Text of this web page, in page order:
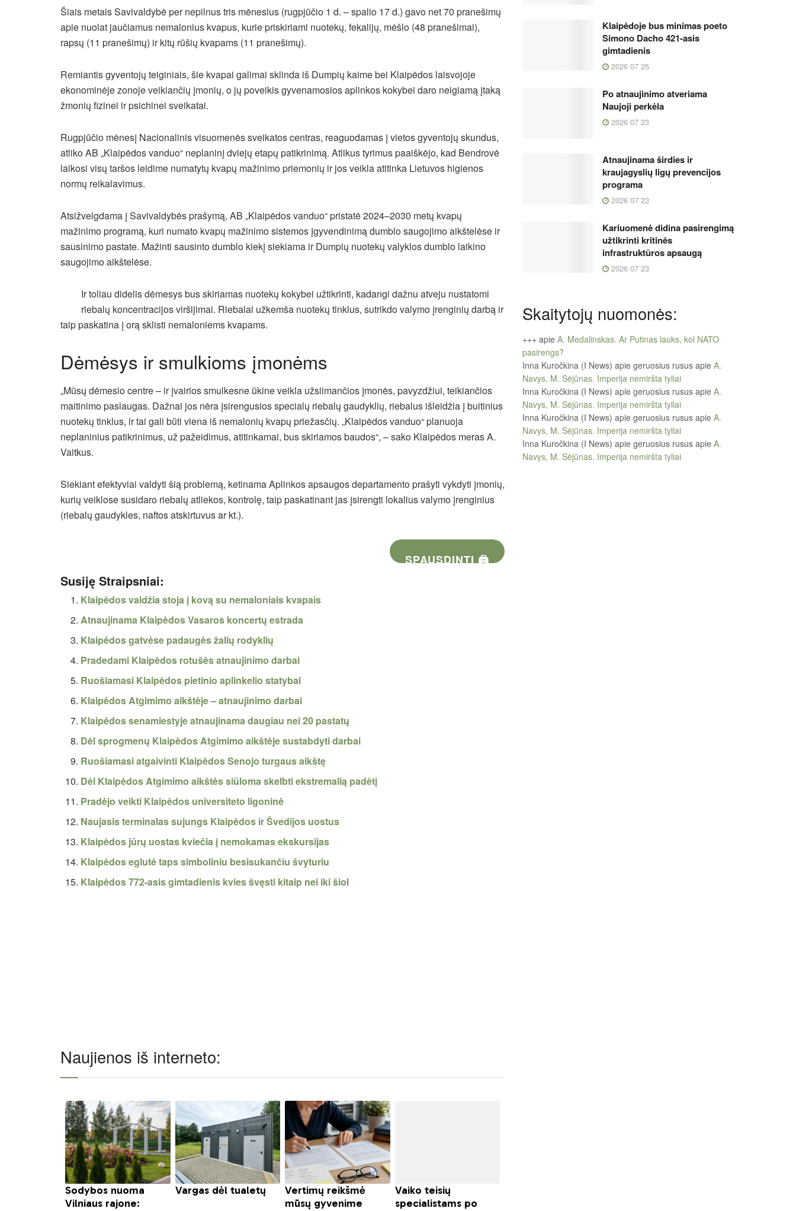
Šiais metais Savivaldybė per nepilnus tris mėnesius (rugpjūčio 1 d. – spalio 17 d.) gavo net 70 pranešimų
apie nuolat jaučiamus nemalonius kvapus, kurie priskiriami nuotekų, fekalijų, mėšlo (48 pranešimai),
rapsų (11 pranešimų) ir kitų rūšių kvapams (11 pranešimų).
Remiantis gyventojų teiginiais, šie kvapai galimai sklinda iš Dumpių kaime bei Klaipėdos laisvojoje
ekonominėje zonoje veikiančių įmonių, o jų poveikis gyvenamosios aplinkos kokybei daro neigiamą įtaką
žmonių fizinei ir psichinei sveikatai.
Rugpjūčio mėnesį Nacionalinis visuomenės sveikatos centras, reaguodamas į vietos gyventojų skundus,
atliko AB „Klaipėdos vanduo“ neplaninį dviejų etapų patikrinimą. Atlikus tyrimus paaiškėjo, kad Bendrovė
laikosi visų taršos leidime numatytų kvapų mažinimo priemonių ir jos veikla atitinka Lietuvos higienos
normų reikalavimus.
Atsižvelgdama į Savivaldybės prašymą, AB „Klaipėdos vanduo“ pristatė 2024–2030 metų kvapų
mažinimo programą, kuri numato kvapų mažinimo sistemos įgyvendinimą dumblo saugojimo aikštelėse ir
sausinimo pastate. Mažinti sausinto dumblo kiekį siekiama ir Dumpių nuotekų valyklos dumblo laikino
saugojimo aikštelėse.
Ir toliau didelis dėmesys bus skiriamas nuotekų kokybei užtikrinti, kadangi dažnu atveju nustatomi
riebalų koncentracijos viršijimai. Riebalai užkemša nuotekų tinklus, sutrikdo valymo įrenginių darbą ir
taip paskatina į orą sklisti nemaloniems kvapams.
Dėmėsys ir smulkioms įmonėms
„Mūsų dėmesio centre – ir įvairios smulkesne ūkine veikla užsiimančios įmonės, pavyzdžiui, teikiančios
maitinimo paslaugas. Dažnai jos nėra įsirengusios specialų riebalų gaudyklių, riebalus išleidžia į buitinius
nuotekų tinklus, ir tai gali būti viena iš nemalonių kvapų priežasčių. „Klaipėdos vanduo“ planuoja
neplaninius patikrinimus, už pažeidimus, atitinkamai, bus skiriamos baudos“, – sako Klaipėdos meras A.
Vaitkus.
Siekiant efektyviai valdyti šią problemą, ketinama Aplinkos apsaugos departamento prašyti vykdyti įmonių,
kurių veiklose susidaro riebalų atliekos, kontrolę, taip paskatinant jas įsirengti lokalius valymo įrenginius
(riebalų gaudykles, naftos atskirtuvus ar kt.).
SPAUSDINTI 🖨
Susiję Straipsniai:
Klaipėdos valdžia stoja į kovą su nemaloniais kvapais
Atnaujinama Klaipėdos Vasaros koncertų estrada
Klaipėdos gatvėse padaugės žalių rodyklių
Pradedami Klaipėdos rotušės atnaujinimo darbai
Ruošiamasi Klaipėdos pietinio aplinkelio statybai
Klaipėdos Atgimimo aikštėje – atnaujinimo darbai
Klaipėdos senamiestyje atnaujinama daugiau nei 20 pastatų
Dėl sprogmenų Klaipėdos Atgimimo aikštėje sustabdyti darbai
Ruošiamasi atgaivinti Klaipėdos Senojo turgaus aikštę
Dėl Klaipėdos Atgimimo aikštės siūloma skelbti ekstremalią padėtį
Pradėjo veikti Klaipėdos universiteto ligoninė
Naujasis terminalas sujungs Klaipėdos ir Švedijos uostus
Klaipėdos jūrų uostas kviečia į nemokamas ekskursijas
Klaipėdos eglutė taps simboliniu besisukančiu švyturiu
Klaipėdos 772-asis gimtadienis kvies švęsti kitaip nei iki šiol
Naujienos iš interneto:
Klaipėdoje bus minimas poeto
Simono Dacho 421-asis
gimtadienis
2026 07 25
Po atnaujinimo atveriama
Naujoji perkėla
2026 07 23
Atnaujinama širdies ir
kraujagyslių ligų prevencijos
programa
2026 07 23
Kariuomenė didina pasirengimą
užtikrinti kritinės
infrastruktūros apsaugą
2026 07 23
Skaitytojų nuomonės:
+++ apie A. Medalinskas. Ar Putinas lauks, kol NATO
pasirengs?
Inna Kuročkina (I News) apie geruosius rusus apie A.
Navys, M. Sėjūnas. Imperija nemiršta tyliai
Inna Kuročkina (I News) apie geruosius rusus apie A.
Navys, M. Sėjūnas. Imperija nemiršta tyliai
Inna Kuročkina (I News) apie geruosius rusus apie A.
Navys, M. Sėjūnas. Imperija nemiršta tyliai
Inna Kuročkina (I News) apie geruosius rusus apie A.
Navys, M. Sėjūnas. Imperija nemiršta tyliai